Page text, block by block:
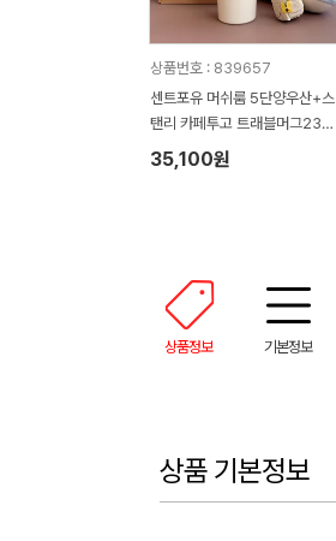
상품번호 : 839657
센트포유 머쉬룸 5단양우산+스
탠리 카페투고 트래블머그236
세트
35,100원
상품정보 기본정보
상품 기본정보